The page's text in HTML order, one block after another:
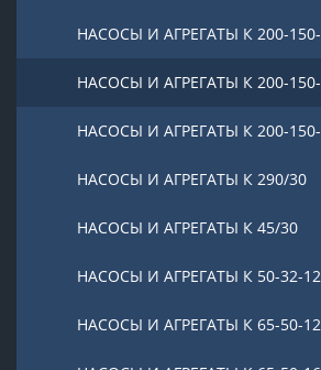
НАСОСЫ И АГРЕГАТЫ К 200-
НАСОСЫ И АГРЕГАТЫ К 200-
НАСОСЫ И АГРЕГАТЫ К 200-150-
НАСОСЫ И АГРЕГАТЫ К 290/30
НАСОСЫ И АГРЕГАТЫ К 45/30
НАСОСЫ И АГРЕГАТЫ К 50-32-
НАСОСЫ И АГРЕГАТЫ К 65-50-